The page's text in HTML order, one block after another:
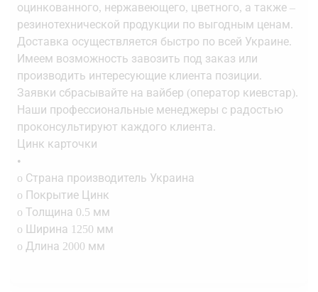
оцинкованного, нержавеющего, цветного, а также –
резинотехнической продукции по выгодным ценам.
Доставка осуществляется быстро по всей Украине.
Имеем возможность завозить под заказ или
производить интересующие клиента позиции.
Заявки сбрасывайте на вайбер (оператор киевстар).
Наши профессиональные менеджеры с радостью
проконсультируют каждого клиента.
Цинк карточки
•
o Страна производитель Украина
o Покрытие Цинк
o Толщина 0.5 мм
o Ширина 1250 мм
o Длина 2000 мм